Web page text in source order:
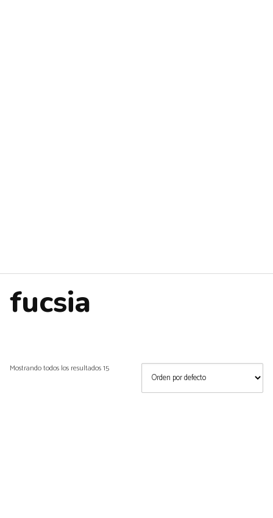
fucsia
Mostrando todos los resultados 15